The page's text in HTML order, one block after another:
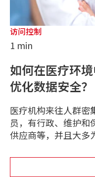
访问控制
1 min
如何在医疗环
优化数据安全？
医疗机构来往人群密
员，有行政、维护和
供应商等，并且大多